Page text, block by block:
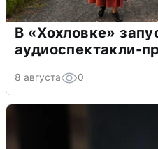
В «Хохловке»
аудиоспектакли-
8 августа 0